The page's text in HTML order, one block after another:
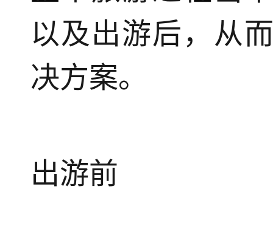
以及出游后，从
决方案。
出游前